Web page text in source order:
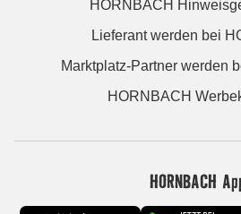
HORNBACH
Lieferant werden bei
Marktplatz-Partner werden
HORNBACH
HORNBACH